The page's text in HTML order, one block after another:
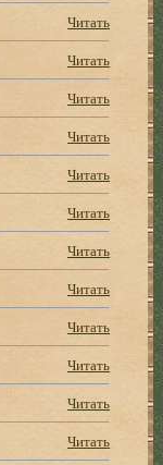
Читать
Читать
Читать
Читать
Читать
Читать
Читать
Читать
Читать
Читать
Читать
Читать